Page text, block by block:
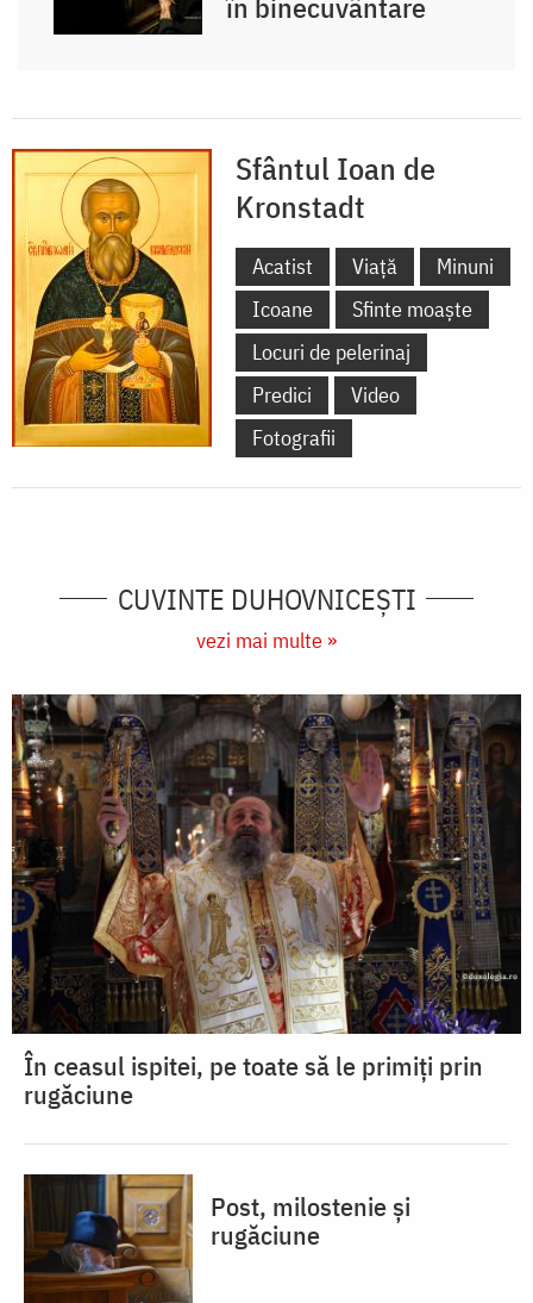
Sfântul Ioan de
Kronstadt
Acatist Viață
Minuni
Icoane
Sfinte moaște
Locuri de pelerinaj
Predici
Video
Fotografii
CUVINTE DUHOVNICEȘTI
vezi mai multe »
În ceasul ispitei, pe toate să le primiți prin
rugăciune
Post, milostenie și
rugăciune